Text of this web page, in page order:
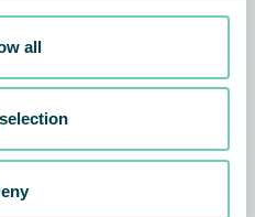
all